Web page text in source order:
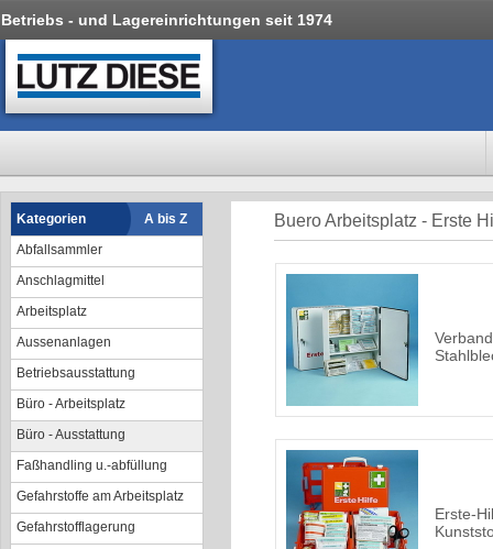
Betriebs - und Lagereinrichtungen seit 1974
Kategorien
A bis Z
Abfallsammler
Anschlagmittel
Arbeitsplatz
Aussenanlagen
Betriebsausstattung
Büro - Arbeitsplatz
Büro - Ausstattung
Faßhandling u.-abfüllung
Gefahrstoffe am Arbeitsplatz
Gefahrstofflagerung
Buero Arbeitsplatz - Erste
Erste-